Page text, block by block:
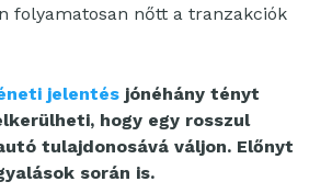
folyamatosan nőtt a tranzakciók
jelentés jónéhány tényt
hogy egy rosszul
tulajdonosává váljon. Előnyt
során is.